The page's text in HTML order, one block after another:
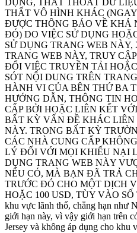
DỤNG, THẤT THOÁT DỮ
THẤT VÔ HÌNH KHÁC
ĐƯỢC THÔNG BÁO VỀ KHẢ
ĐÓ) DO VIỆC SỬ DỤNG
SỬ DỤNG TRANG WEB
TRANG WEB NÀY, TRUY
ĐỔI VIỆC TRUYỀN TẢI
SÓT NỘI DUNG TRÊN
HÀNH VI CỦA BÊN THỨ BA
HƯỚNG DẪN, THÔNG TIN
CẤP BỞI HOẶC LIÊN KẾT
BẤT KỲ VẤN ĐỀ KHÁC LIÊN
NÀY. TRONG BẤT KỲ
CÁC NHÀ CUNG CẤP
LÝ ĐỐI VỚI MỌI KHIẾU NẠI
DỤNG TRANG WEB NÀY
NẾU CÓ, MÀ BẠN ĐÃ TRẢ
TRƯỚC ĐÓ CHO MỘT DỊCH
HOẶC 100 USD, TÙY VÀO
khu vực lãnh thổ, chẳng hạn như
giới hạn này, vì vậy giới hạn trên
Jersey và không áp dụng cho khu